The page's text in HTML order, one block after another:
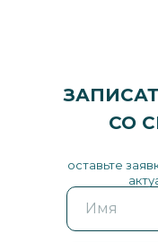
оставьте
СО